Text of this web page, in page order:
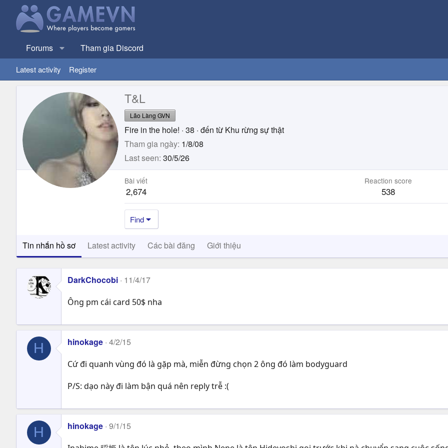
Forums Tham gia Discord
Latest activity Register
T&L
Lão Làng GVN
Fire in the hole! · 38 · đến từ Khu rừng sự thật
Tham gia ngày 1/8/08
Last seen 30/5/26
Bài viết
2,674
Reaction score
538
Find
Tin nhắn hồ sơ Latest activity Các bài đăng Giới thiệu
DarkChocobi 11/4/17
Ông pm cái card 50$ nha
H hinokage 4/2/15
Cứ đi quanh vùng đó là gặp mà, miễn đừng chọn 2 ông đó làm bodyguard
P/S: dạo này đi làm bận quá nên reply trễ :(
H hinokage 9/1/15